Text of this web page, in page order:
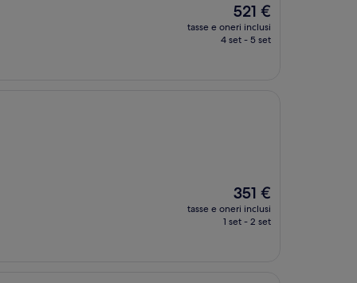
Il
prezzo
attuale
521 €
tasse e oneri inclusi
4 set - 5 set
Il
prezzo
attuale
351 €
tasse e oneri inclusi
1 set - 2 set